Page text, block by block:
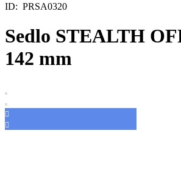
ID: PRSA0320
Sedlo STEALTH
142 mm